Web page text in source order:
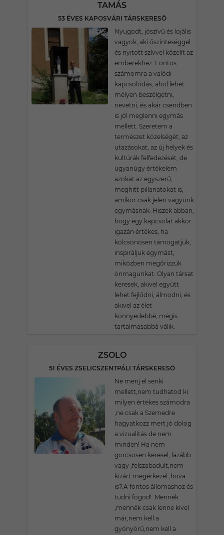
TAMÁS
53 ÉVES KAPOSVÁRI TÁRSKERESŐ
Nyugodt, jószívű és lojális
vagyok, aki őszinteséggel
és nyitott szívvel közelít az
emberekhez. Fontos
számomra a valódi
kapcsolódás, ahol lehet
mélyen beszélgetni,
nevetni, és akár csendben
is jól meglenni egymás
mellett. Szeretem a
természet közelségét, az
utazásokat, az új helyek és
kultúrák felfedezését, de
ugyanúgy értékelem
azokat az egyszerű,
meghitt pillanatokat is,
amikor csak jelen vagyunk
egymásnak. Hiszek abban,
hogy egy kapcsolat akkor
igazán értékes, ha
kölcsönösen támogatjuk,
inspiráljuk egymást,
miközben megőrizzük
önmagunkat. Olyan társat
keresek, akivel együtt
lehet fejlődni, álmodni, és
akivel az élet
könnyedebbé, mégis
tartalmasabbá válik.
ZSOLO
51 ÉVES ZSELICSZENTPÁLI TÁRSKERESŐ
Ne menj el senki
mellett,nem tudhatod ki
milyen értékes számodra
,ne csak a Szemedre
hagyatkozz mert jó dolog
a vizualitás de nem
minden! Ha nem
görcsösen keresel, lazább
vagy ,felszabadult,nem
kizárt megérkezel ,hova
is?.A fontos állomashoz és
tudni fogod! .Mennék
,mennék csak lenne kivel
már,nem kell a
gyönyörű,nem kell a